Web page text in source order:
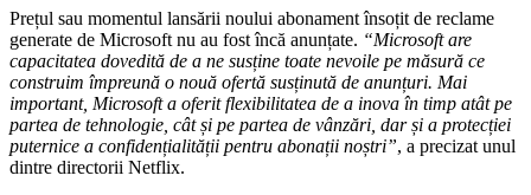
Prețul sau momentul lansării noului abonament însoțit de reclame
generate de Microsoft nu au fost încă anunțate. “Microsoft are
capacitatea dovedită de a ne susține toate nevoile pe măsură ce
construim împreună o nouă ofertă susținută de anunțuri. Mai
important, Microsoft a oferit flexibilitatea de a inova în timp atât pe
partea de tehnologie, cât și pe partea de vânzări, dar și a protecției
puternice a confidențialității pentru abonații noștri”, a precizat unul
dintre directorii Netflix.